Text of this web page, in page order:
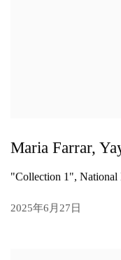
Maria Farrar,
"Collection 1", National
2025年6月27日